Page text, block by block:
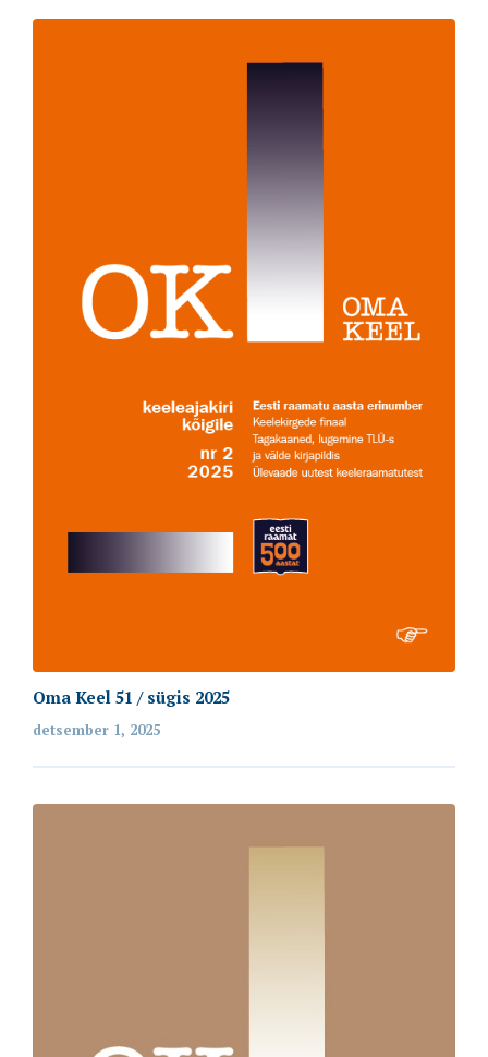
Oma Keel 51 / sügis 2025
detsember 1, 2025